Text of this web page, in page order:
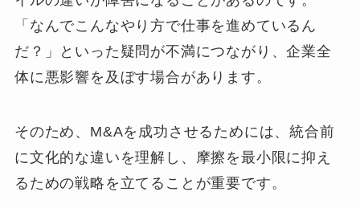
「なんでこんなやり方で仕事を進めているん
だ？」といった疑問が不満につながり、企業全
体に悪影響を及ぼす場合があります。
そのため、M&Aを成功させるためには、統合前
に文化的な違いを理解し、摩擦を最小限に抑え
るための戦略を立てることが重要です。